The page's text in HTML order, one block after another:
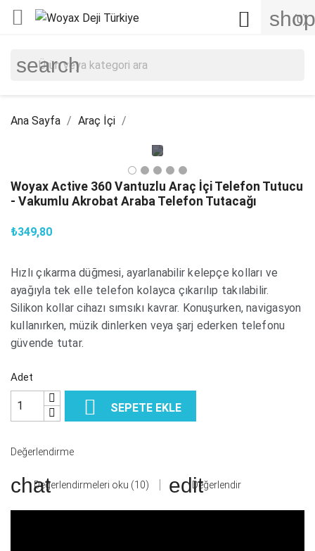
 (0)

search
Ana Sayfa Araç İçi
Woyax Active 360 Vantuzlu Araç İçi Telefon Tutucu
- Vakumlu Akrobat Araba Telefon Tutacağı
₺349,80
Hızlı çıkarma düğmesi, ayarlanabilir kelepçe kolları ve
ayağıyla tek elle telefon kolayca çıkarılıp takılabilir.
Silikon kollar cihazı sımsıkı kavrar. Konuşurken, navigasyon
kullanırken, müzik dinlerken veya şarj ederken telefonu
güvende tutar.
Adet
 SEPETE EKLE
Değerlendirme
Değerlendirmeleri oku (10) Değerlendir